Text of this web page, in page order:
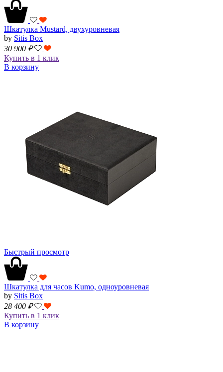
Шкатулка Mustard, двухуровневая
by Sitis Box
30 900 ₽
Купить в 1 клик
В корзину
Быстрый просмотр
Шкатулка для часов Kumo, одноуровневая
by Sitis Box
28 400 ₽
Купить в 1 клик
В корзину